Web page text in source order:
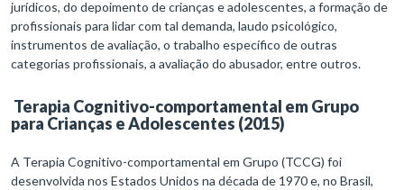
jurídicos, do depoimento de crianças e adolescentes, a formação de
profissionais para lidar com tal demanda, laudo psicológico,
instrumentos de avaliação, o trabalho específico de outras
categorias profissionais, a avaliação do abusador, entre outros.
Terapia Cognitivo-comportamental em Grupo
para Crianças e Adolescentes (2015)
A Terapia Cognitivo-comportamental em Grupo (TCCG) foi
desenvolvida nos Estados Unidos na década de 1970 e, no Brasil,